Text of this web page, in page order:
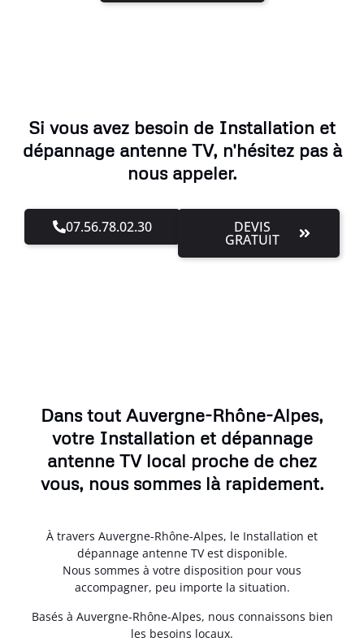
Si vous avez besoin de Installation et
dépannage antenne TV, n'hésitez pas à
nous appeler.
07.56.78.02.30 DEVIS
GRATUIT
Dans tout Auvergne-Rhône-Alpes,
votre Installation et dépannage
antenne TV local proche de chez
vous, nous sommes là rapidement.
À travers Auvergne-Rhône-Alpes, le Installation et
dépannage antenne TV est disponible.
Nous sommes à votre disposition pour vous
accompagner, peu importe la situation.
Basés à Auvergne-Rhône-Alpes, nous connaissons bien
les besoins locaux.